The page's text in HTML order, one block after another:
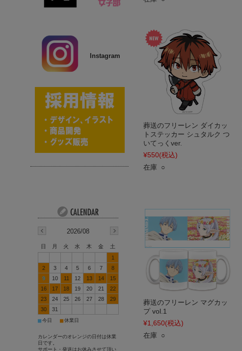
葬送のフリーレン ダイカッ
トステッカー シュタルク つ
いてっくver.
¥550(税込)
在庫 ○
葬送のフリーレン マグカッ
プ vol.1
¥1,650(税込)
在庫 ○
Instagram
2026/08
日 月 火 水 木 金
土
1
2
3 4 5 6 7
8
9
10 11 12 13 14
15
16
17 18 19 20 21
22
23
24 25 26 27 28
29
30
31
■今日 ■休業日
カレンダーのオレンジの日付は休業
日です。
サポート・発送はお休みさせて頂い